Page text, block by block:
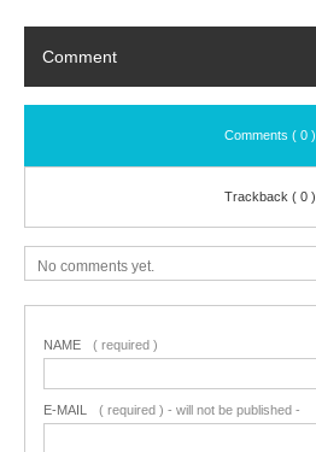
Comment
Comments ( 0 )
Trackback ( 0 )
No comments yet.
NAME ( required )
E-MAIL ( required ) - will not be published -